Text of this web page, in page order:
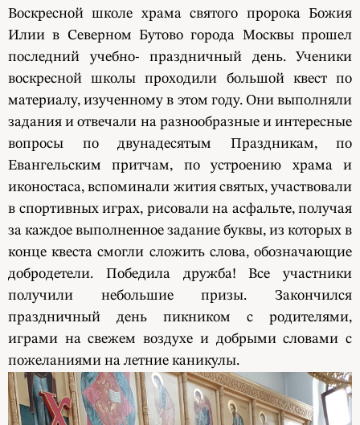
Воскресной школе храма святого пророка Божия
Илии в Северном Бутово города Москвы прошел
последний учебно- праздничный день. Ученики
воскресной школы проходили большой квест по
материалу, изученному в этом году. Они выполняли
задания и отвечали на разнообразные и интересные
вопросы по двунадесятым Праздникам, по
Евангельским притчам, по устроению храма и
иконостаса, вспоминали жития святых, участвовали
в спортивных играх, рисовали на асфальте, получая
за каждое выполненное задание буквы, из которых в
конце квеста смогли сложить слова, обозначающие
добродетели. Победила дружба! Все участники
получили небольшие призы. Закончился
праздничный день пикником с родителями,
играми на свежем воздухе и добрыми словами с
пожеланиями на летние каникулы.